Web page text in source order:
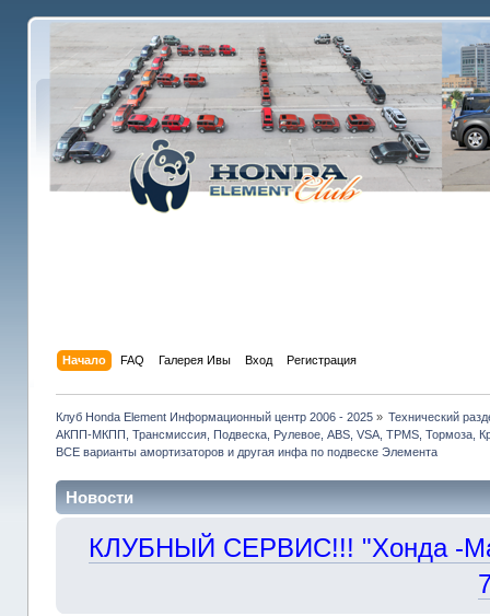
Начало FAQ Галерея Ивы Вход Регистрация
Клуб Honda Element Информационный центр 2006 - 2025» Технический
АКПП-МКПП, Трансмиссия, Подвеска, Рулевое, ABS, VSA, TPMS, Тормоза,
ВСЕ варианты амортизаторов и другая инфа по подвеске Элемента
Новости
КЛУБНЫЙ СЕРВИС!!! "Хонда -